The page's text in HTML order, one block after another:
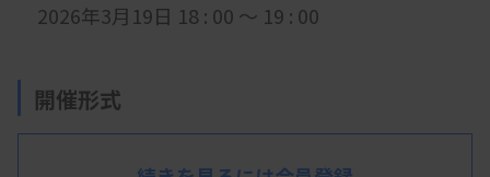
2026年3月19日 18 : 00 ～ 19 : 00
開催形式
LIVE配信